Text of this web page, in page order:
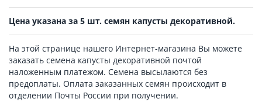
Цена указана за 5 шт. семян капусты декоративной.
На этой странице нашего Интернет-магазина Вы можете
заказать семена капусты декоративной почтой
наложенным платежом. Семена высылаются без
предоплаты. Оплата заказанных семян происходит в
отделении Почты России при получении.